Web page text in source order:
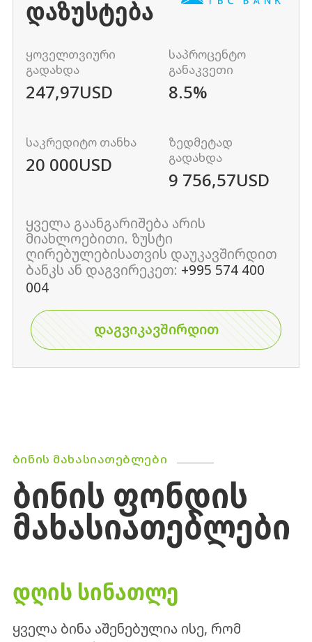
ᲓᲐᲖᲣᲡᲢᲔᲑᲐ
ყოველთვიური
გადახდა
247,97USD
საპროცენტო
განაკვეთი
8.5%
საკრედიტო თანხა
20 000USD
ზედმეტად
გადახდა
9 756,57USD
ყველა გაანგარიშება არის
მიახლოებითი. ზუსტი
ღირებულებისათვის დაუკავშირდით
ბანკს ან დაგვირეკეთ: +995 574 400
004
ᲓᲐᲒᲕᲘᲙᲐᲕᲨᲘᲠᲓᲘᲗ
ᲑᲘᲜᲘᲡ ᲛᲐᲮᲐᲡᲘᲐᲗᲔᲑᲚᲔᲑᲘ
ᲑᲘᲜᲘᲡ ᲤᲝᲜᲓᲘᲡ
ᲛᲐᲮᲐᲡᲘᲐᲗᲔᲑᲚᲔᲑᲘ
ᲓᲦᲘᲡ ᲡᲘᲜᲐᲗᲚᲔ
ყველა ბინა აშენებულია ისე, რომ